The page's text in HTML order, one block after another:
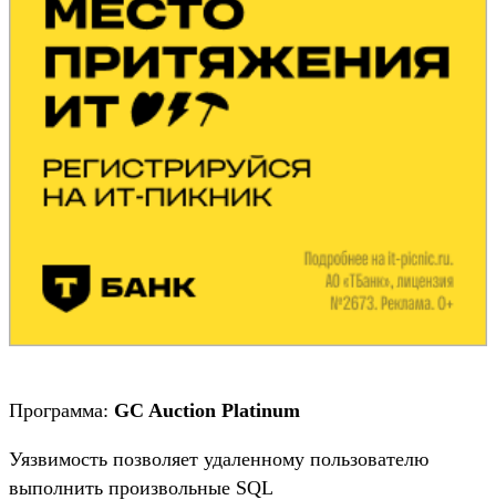
Программа: GC Auction Platinum
Уязвимость позволяет удаленному пользователю
выполнить произвольные SQL